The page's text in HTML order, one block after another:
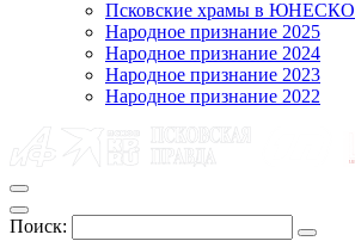
Псковские храмы в ЮНЕСКО
Народное признание 2025
Народное признание 2024
Народное признание 2023
Народное признание 2022
Поиск: